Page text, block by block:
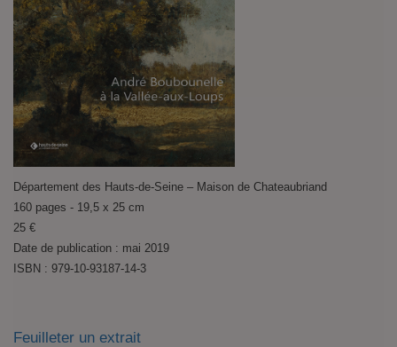
Département des Hauts-de-Seine – Maison de Chateaubriand
160 pages - 19,5 x 25 cm
25 €
Date de publication : mai 2019
ISBN : 979-10-93187-14-3
Feuilleter un extrait